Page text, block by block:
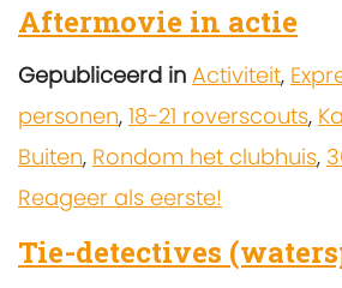
Aftermovie in actie
Gepubliceerd in Activiteit,
personen, 18-21 roverscouts,
Buiten, Rondom het clubhuis,
Reageer als eerste!
Tie-detectives